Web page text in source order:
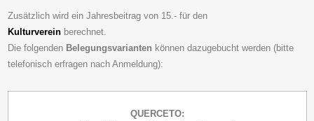
Zusätzlich wird ein Jahresbeitrag von 15.- für den
Kulturverein berechnet.
Die folgenden Belegungsvarianten können dazugebucht werden (bitte
telefonisch erfragen nach Anmeldung):
QUERCETO: